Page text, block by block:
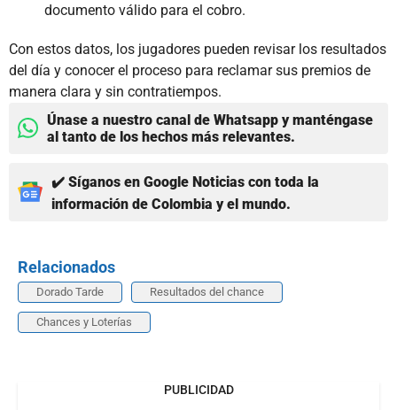
documento válido para el cobro.
Con estos datos, los jugadores pueden revisar los resultados
del día y conocer el proceso para reclamar sus premios de
manera clara y sin contratiempos.
Únase a nuestro canal de Whatsapp y manténgase
al tanto de los hechos más relevantes.
✔️ Síganos en Google Noticias con toda la
información de Colombia y el mundo.
Relacionados
Dorado Tarde Resultados del chance
Chances y Loterías
PUBLICIDAD